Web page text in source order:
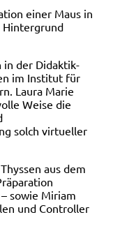
einer Maus in
Hintergrund
in der Didaktik-
im Institut für
Laura Marie
Weise die
solch virtueller
aus dem
sowie Miriam
und Controller